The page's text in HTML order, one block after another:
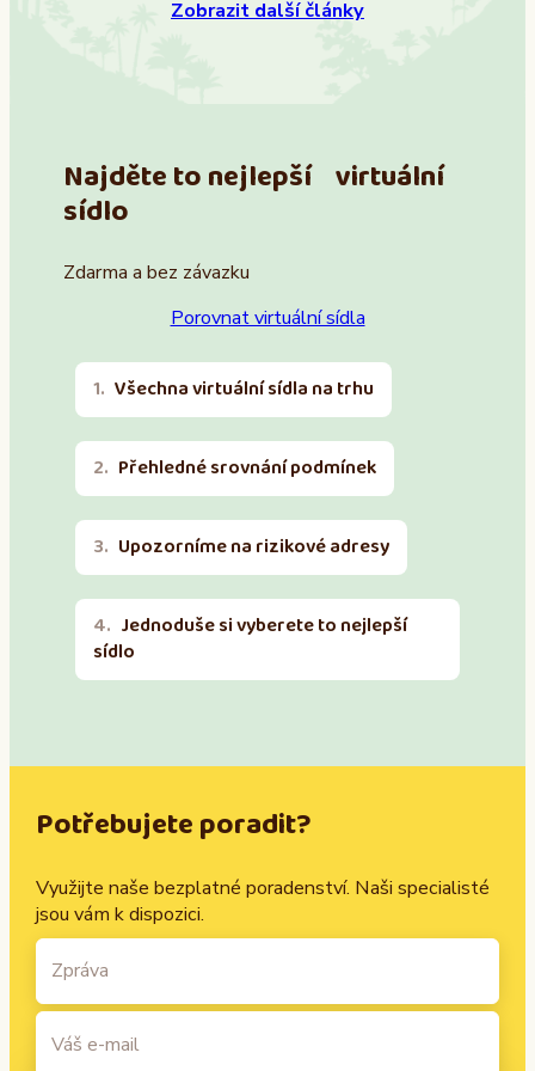
Zobrazit další články
Najděte to nejlepší virtuální
sídlo
Zdarma a bez závazku
Porovnat virtuální sídla
Všechna virtuální sídla na trhu
Přehledné srovnání podmínek
Upozorníme na rizikové adresy
Jednoduše si vyberete to nejlepší
sídlo
Potřebujete poradit?
Využijte naše bezplatné poradenství. Naši specialisté
jsou vám k dispozici.